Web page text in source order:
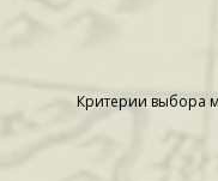
Критерии выбора